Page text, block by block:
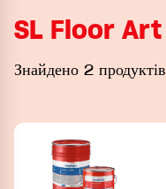
SL Floor
Знайдено 2 продуктів